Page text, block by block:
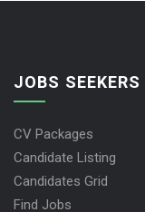
JOBS SEEKERS
CV Packages
Candidate Listing
Candidates Grid